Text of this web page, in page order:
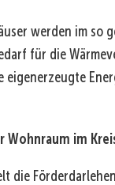
werden im so
für die
eigenerzeugte
im
die